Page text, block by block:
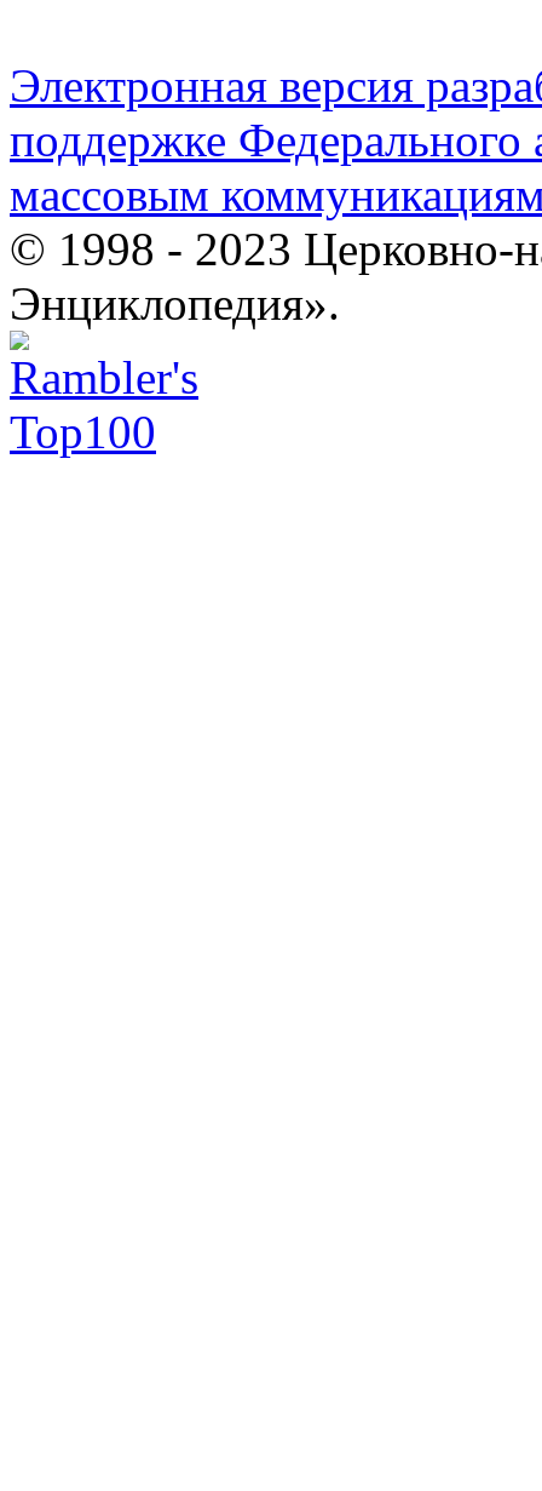
Электронная версия
поддержке Федерального
массовым
© 1998 - 2023 Церковно-
Энциклопедия».